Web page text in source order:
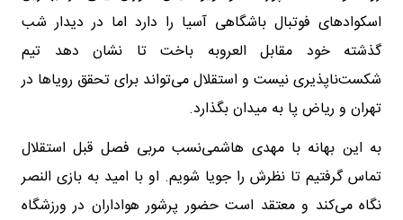
اسکواد‌های فوتبال باشگاهی آسیا را دارد اما در دیدار شب
گذشته خود مقابل العروبه باخت تا نشان دهد تیم
شکست‌ناپذیری نیست و استقلال می‌تواند برای تحقق رویاها در
تهران و ریاض پا به میدان بگذارد.
به این بهانه با مهدی هاشمی‌نسب مربی فصل قبل استقلال
تماس گرفتیم تا نظرش را جویا شویم. او با امید به بازی النصر
نگاه می‌کند و معتقد است حضور پرشور هواداران در ورزشگاه